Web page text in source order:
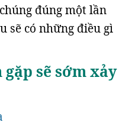
đúng một lần
sẽ có những điều gì
sẽ sớm xảy